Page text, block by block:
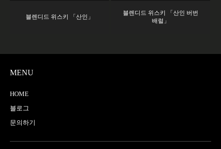
블렌디드 위스키 「산인」
블렌디드 위스키 「산인 버번
배럴」
MENU
HOME
블로그
문의하기